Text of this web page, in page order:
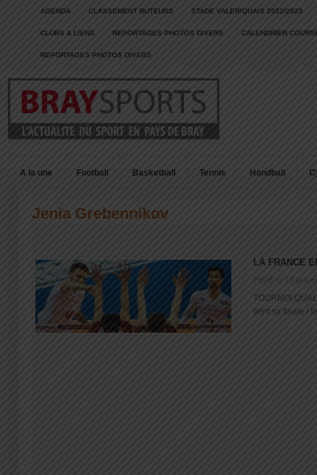
AGENDA CLASSEMENT BUTEURS STADE VALERIQUAIS 2022/2023
CLUBS & LIENS REPORTAGES PHOTOS DIVERS CALENDRIER
REPORTAGES PHOTOS DIVERS
A la une Football Basketball Tennis Handball
Jenia Grebennikov
LA FRANCE
Posté le: 10
TOURNOI
tient sa finale !